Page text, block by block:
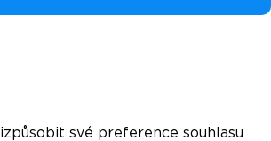
své preference souhlasu